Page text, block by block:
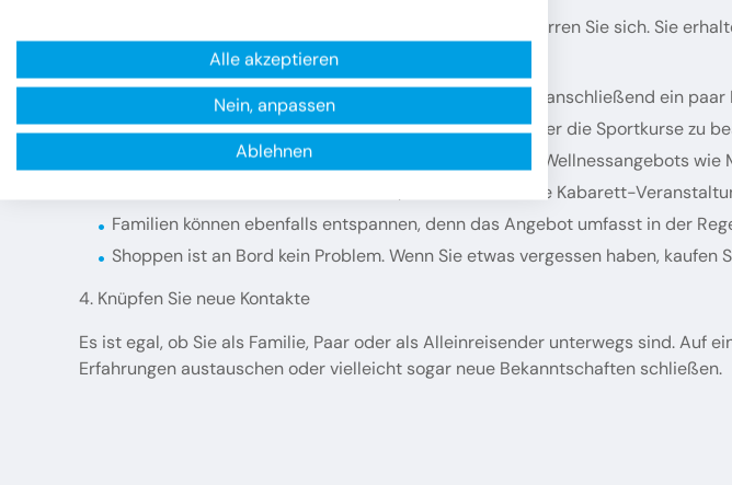
Wenn Sie nun glauben, dass eine Kreuzfahrt langweilig ist, irren Sie sich. Sie
Unterhaltungsangebot:
Sie können sich auf einer Liege in die Sonne legen und anschließend ein
Sportfans haben die Möglichkeit, das Fitnessstudio oder die Sportkurse zu
Für Ihre Entspannung wird dank eines umfangreichen Wellnessangebots
Sehen sie sich einen Film im Kino an, besuchen Sie eine Kabarett-
Familien können ebenfalls entspannen, denn das Angebot umfasst in der
Shoppen ist an Bord kein Problem. Wenn Sie etwas vergessen haben,
4. Knüpfen Sie neue Kontakte
Es ist egal, ob Sie als Familie, Paar oder als Alleinreisender unterwegs sind. Auf
Erfahrungen austauschen oder vielleicht sogar neue Bekanntschaften schließen.
Alle akzeptieren
Nein, anpassen
Ablehnen